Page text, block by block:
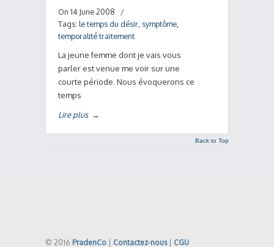
On 14 June 2008
/
Tags: le temps du désir symptôme
temporalité traitement
La jeune femme dont je vais vous
parler est venue me voir sur une
courte période. Nous évoquerons ce
temps
Lire plus →
Back to Top
© 2016 PradenCo Contactez-nous| CGU